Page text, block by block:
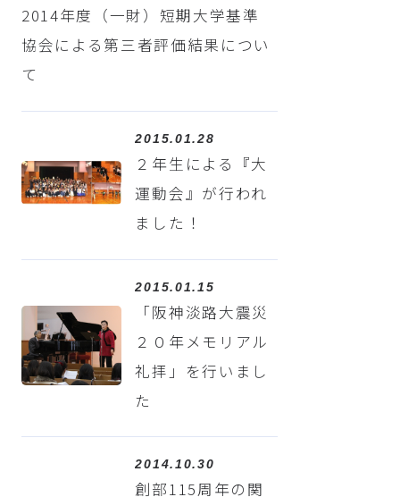
2014年度（一財）短期大学基準
協会による第三者評価結果につい
て
2015.01.28
２年生による『大
運動会』が行われ
ました！
2015.01.15
「阪神淡路大震災
２０年メモリアル
礼拝」を行いまし
た
2014.10.30
創部115周年の関